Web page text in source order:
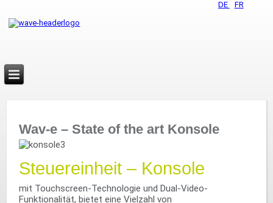
DE FR
Wav-e – State of the art Konsole
Steuereinheit – Konsole
mit Touchscreen-Technologie und Dual-Video-
Funktionalität, bietet eine Vielzahl von